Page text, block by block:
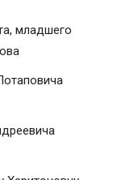
младшего